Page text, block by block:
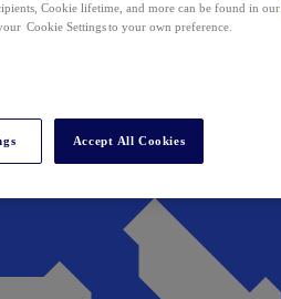
Cookie lifetime, and more can be found in our
Cookie Settings to your own preference.
Accept All Cookies